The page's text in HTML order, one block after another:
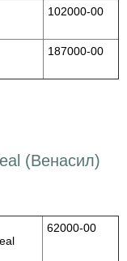
102000-00
187000-00
(Венасил)
62000-00